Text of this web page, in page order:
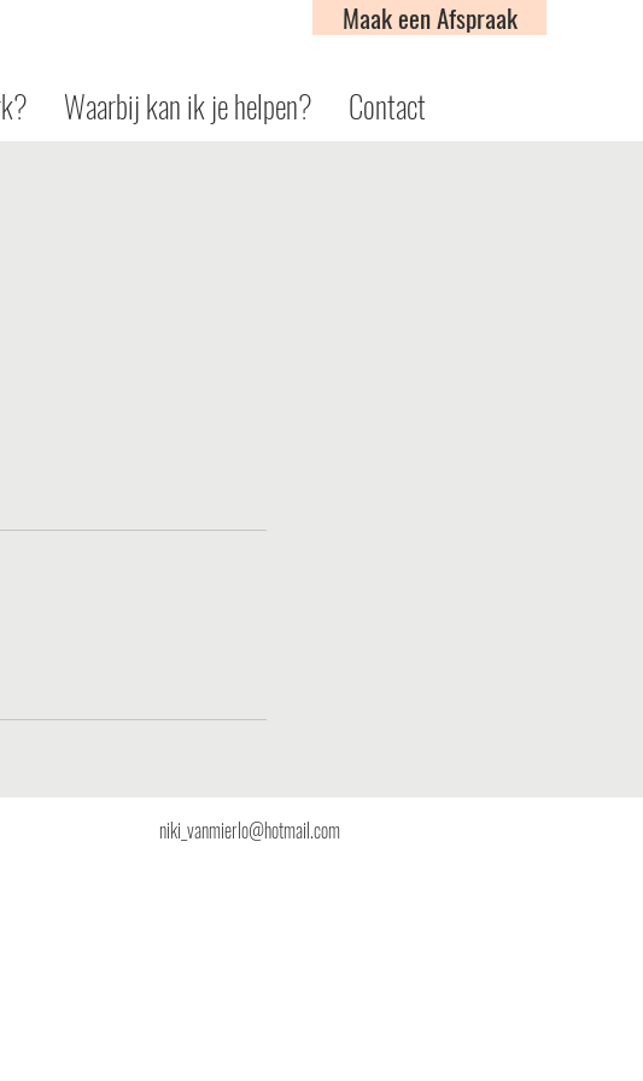
Maak een Afspraak
Waarbij kan ik je helpen? Contact
63 19 niki_vanmierlo@hotmail.com